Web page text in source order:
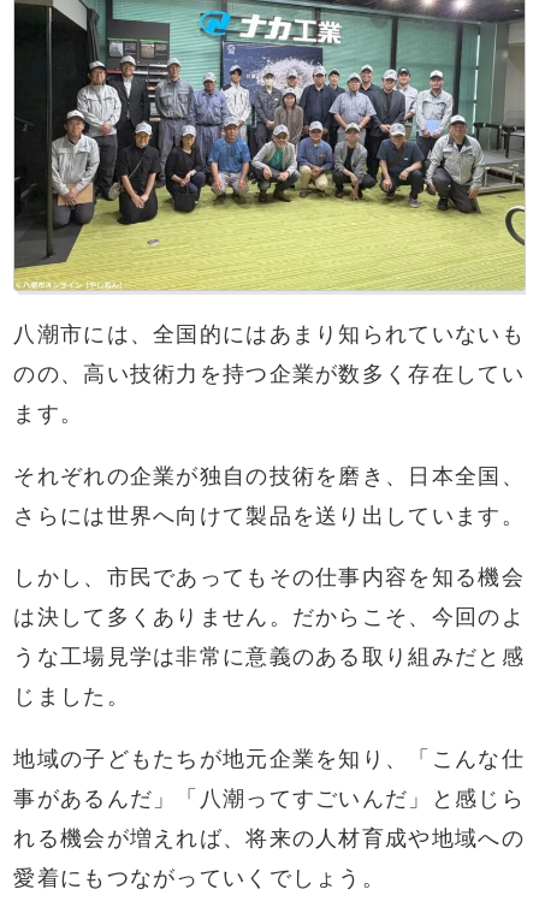
八潮市には、全国的にはあまり知られていないも
のの、高い技術力を持つ企業が数多く存在してい
ます。
それぞれの企業が独自の技術を磨き、日本全国、
さらには世界へ向けて製品を送り出しています。
しかし、市民であってもその仕事内容を知る機会
は決して多くありません。だからこそ、今回のよ
うな工場見学は非常に意義のある取り組みだと感
じました。
地域の子どもたちが地元企業を知り、「こんな仕
事があるんだ」「八潮ってすごいんだ」と感じら
れる機会が増えれば、将来の人材育成や地域への
愛着にもつながっていくでしょう。